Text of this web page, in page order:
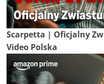
Scarpetta | Oficjalny
Video Polska